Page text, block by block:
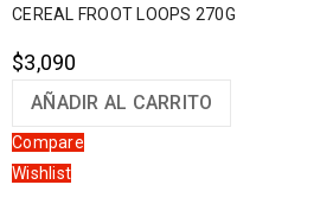
CEREAL FROOT LOOPS 270G
$3,090
AÑADIR AL CARRITO
Compare
Wishlist